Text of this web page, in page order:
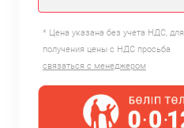
* Цена указана без учета НДС, для
получения цены с НДС просьба
связаться с менеджером